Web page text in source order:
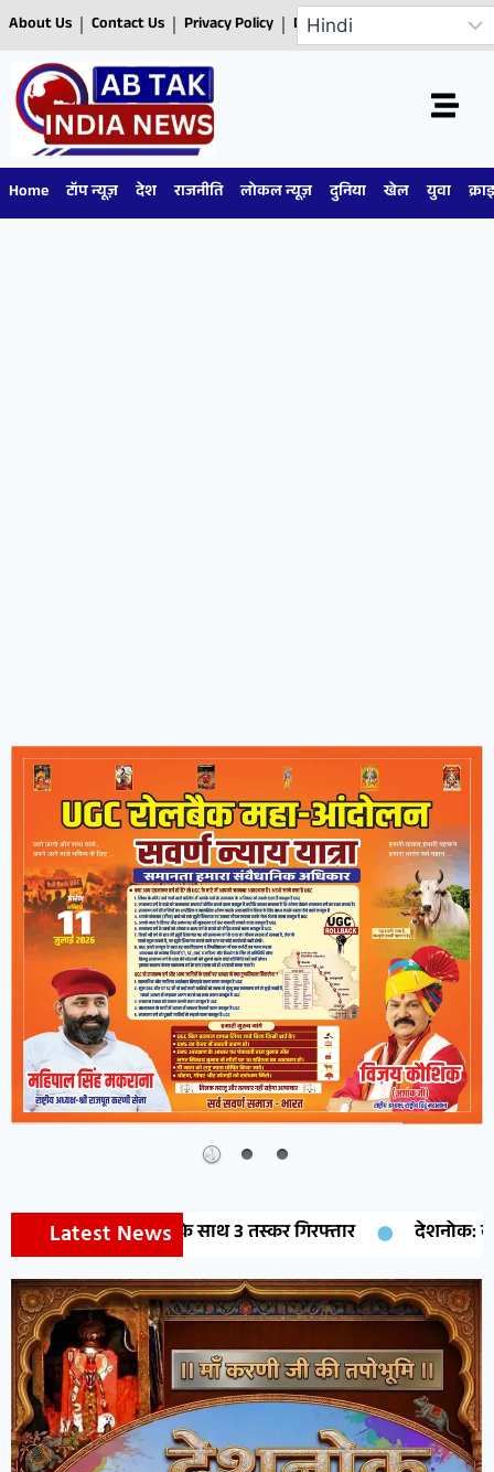
About Us Contact Us Privacy Policy Disclaimer
Home टॉप न्यूज़ देश राजनीति लोकल न्यूज़ दुनिया खेल युवा
Latest News
साथ 3 तस्कर गिरफ्तार देशनोक: नगर पालिका EO ने किया